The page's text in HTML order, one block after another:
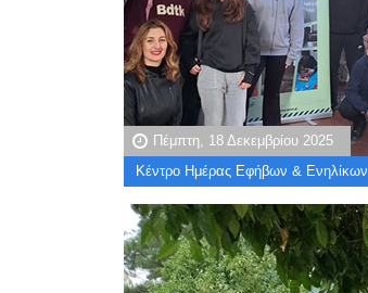
Πέμπτη, 18 Δεκεμβρίου 2025
Κέντρο Ημέρας Εφήβων & Ενηλίκων